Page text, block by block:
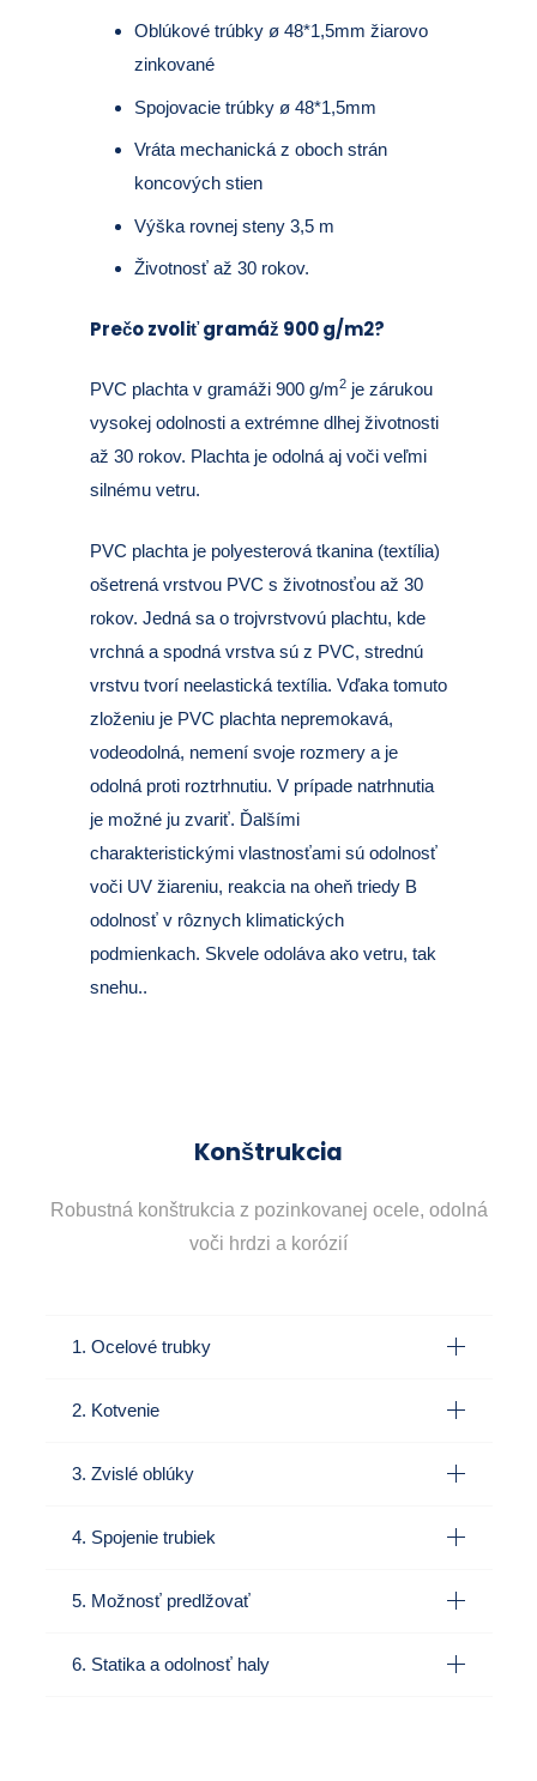
Oblúkové trúbky ø 48*1,5mm žiarovo
zinkované
Spojovacie trúbky ø 48*1,5mm
Vráta mechanická z oboch strán
koncových stien
Výška rovnej steny 3,5 m
Životnosť až 30 rokov.
Prečo zvoliť gramáž 900 g/m2?
PVC plachta v gramáži 900 g/m2je zárukou
vysokej odolnosti a extrémne dlhej životnosti
až 30 rokov. Plachta je odolná aj voči veľmi
silnému vetru.
PVC plachta je polyesterová tkanina (textília)
ošetrená vrstvou PVC s životnosťou až 30
rokov. Jedná sa o trojvrstvovú plachtu, kde
vrchná a spodná vrstva sú z PVC, strednú
vrstvu tvorí neelastická textília. Vďaka tomuto
zloženiu je PVC plachta nepremokavá,
vodeodolná, nemení svoje rozmery a je
odolná proti roztrhnutiu. V prípade natrhnutia
je možné ju zvariť. Ďalšími
charakteristickými vlastnosťami sú odolnosť
voči UV žiareniu, reakcia na oheň triedy B
odolnosť v rôznych klimatických
podmienkach. Skvele odoláva ako vetru, tak
snehu..
Konštrukcia
Robustná konštrukcia z pozinkovanej ocele, odolná
voči hrdzi a korózií
1. Ocelové trubky
2. Kotvenie
3. Zvislé oblúky
4. Spojenie trubiek
5. Možnosť predlžovať
6. Statika a odolnosť haly